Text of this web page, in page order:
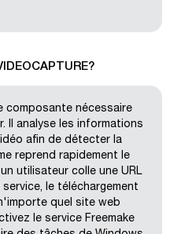
composante nécessaire
Il analyse les informations
afin de détecter la
reprend rapidement le
utilisateur colle une URL
le téléchargement
quel site web
le service Freemake